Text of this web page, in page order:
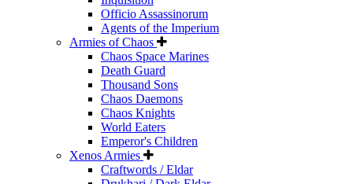
Officio Assassinorum
Agents of the Imperium
Armies of Chaos
Chaos Space Marines
Death Guard
Thousand Sons
Chaos Daemons
Chaos Knights
World Eaters
Emperor's Children
Xenos Armies
Craftwords / Eldar